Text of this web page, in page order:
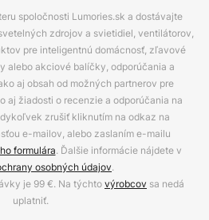
spoločnosti Lumories.sk a dostávajte
zdrojov a svietidiel, ventilátorov,
pre inteligentnú domácnosť, zľavové
alebo akciové balíčky, odporúčania a
aj obsah od možných partnerov pre
aj žiadosti o recenzie a odporúčania na
zrušiť kliknutím na odkaz na
e-mailov, alebo zaslaním e-mailu
formulára. Ďalšie informácie nájdete v
osobných údajov.
je 99 €. Na týchtovýrobcov sa nedá
uplatniť.